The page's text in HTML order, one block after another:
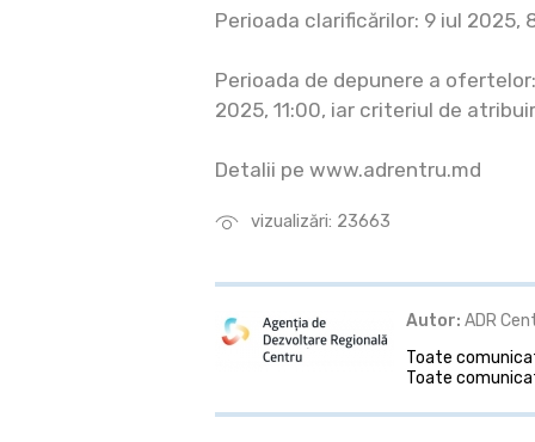
vizualizări: 23663
Perioada clarificărilor: 9 iul 2025,
Perioada de depunere a
2025, 11:00, iar criteriul de
Detalii pe www.adrentru.md
Autor: ADR
Toate
Toate